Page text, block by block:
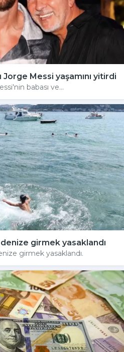
Messi yaşamını yitirdi
babası ve...
girmek yasaklandı
girmek yasaklandı.